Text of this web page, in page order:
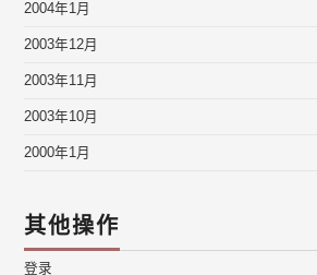
2004年1月
2003年12月
2003年11月
2003年10月
2000年1月
其他操作
登录